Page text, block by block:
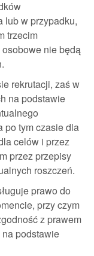
lub w przypadku,
trzecim
nie będą
rekrutacji, zaś w
na podstawie
po tym czasie dla
celów i przez
przez przepisy
roszczeń.
prawo do
przy czym
z prawem
podstawie